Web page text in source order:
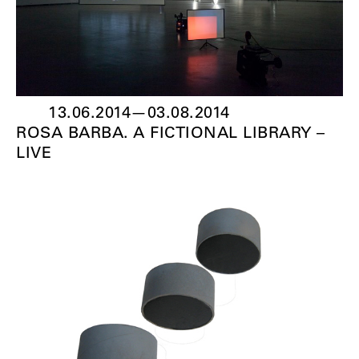
13.06.2014—03.08.2014
ROSA BARBA. A FICTIONAL LIBRARY –
LIVE